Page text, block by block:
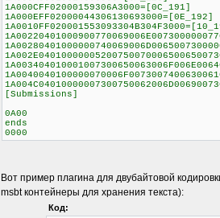
1A000CFF02000159306A3000=[0C_191]
1A000EFF02000044306130693000=[0E_192]
[Submissions]
0A00
ends
0000
Вот пример плагина для двубайтовой
msbt контейнеры для хранения текста):
Код: